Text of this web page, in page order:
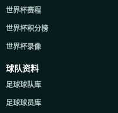
世界杯赛程
世界杯积分榜
世界杯录像
球队资料
足球球队库
足球球员库